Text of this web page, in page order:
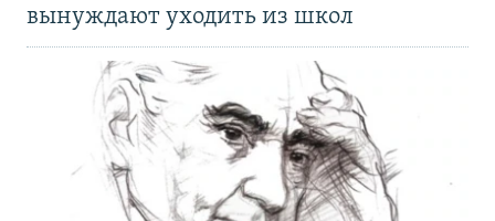
вынуждают уходить из школ